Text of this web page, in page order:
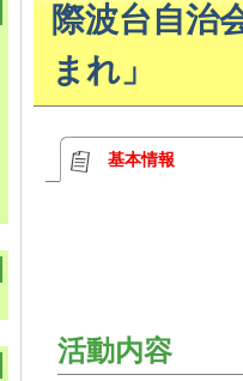
際波台自治
まれ」
基本情報
活動内容